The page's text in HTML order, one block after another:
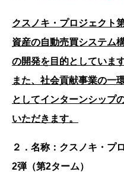
クスノキ・プロジェクト
資産の自動売買システム
の開発を目的としています
また、社会貢献事業の一
としてインターンシップ
いただきます。
２．名称：クスノキ・プ
2弾（第2ターム）